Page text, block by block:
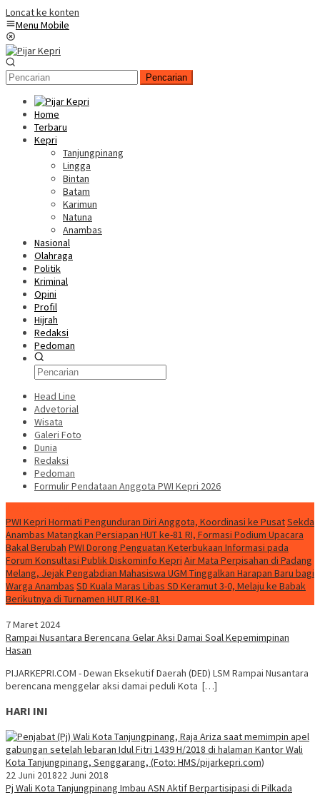
Loncat ke konten
Menu Mobile
Pencarian
Home
Terbaru
Kepri
Tanjungpinang
Lingga
Bintan
Batam
Karimun
Natuna
Anambas
Nasional
Olahraga
Politik
Kriminal
Opini
Profil
Hijrah
Redaksi
Pedoman
Head Line
Advetorial
Wisata
Galeri Foto
Dunia
Redaksi
Pedoman
Formulir Pendataan Anggota PWI Kepri 2026
PWI Kepri Hormati Pengunduran Diri Anggota, Koordinasi ke PusatSekda
Anambas Matangkan Persiapan HUT ke-81 RI, Formasi Podium Upacara
Bakal Berubah PWI Dorong Penguatan Keterbukaan Informasi pada
Forum Konsultasi Publik Diskominfo Kepri Air Mata Perpisahan di Padang
Melang, Jejak Pengabdian Mahasiswa UGM Tinggalkan Harapan Baru bagi
Warga Anambas SD Kuala Maras Libas SD Keramut 3-0, Melaju ke Babak
Berikutnya di Turnamen HUT RI Ke-81
7 Maret 2024
Rampai Nusantara Berencana Gelar Aksi Damai Soal Kepemimpinan
Hasan
PIJARKEPRI.COM - Dewan Eksekutif Daerah (DED) LSM Rampai Nusantara
berencana menggelar aksi damai peduli Kota […]
HARI INI
22 Juni 201822 Juni 2018
Pj Wali Kota Tanjungpinang Imbau ASN Aktif Berpartisipasi di Pilkada